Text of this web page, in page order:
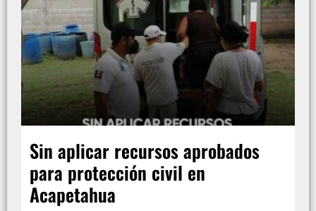
Sin aplicar recursos aprobados
para protección civil en
Acapetahua